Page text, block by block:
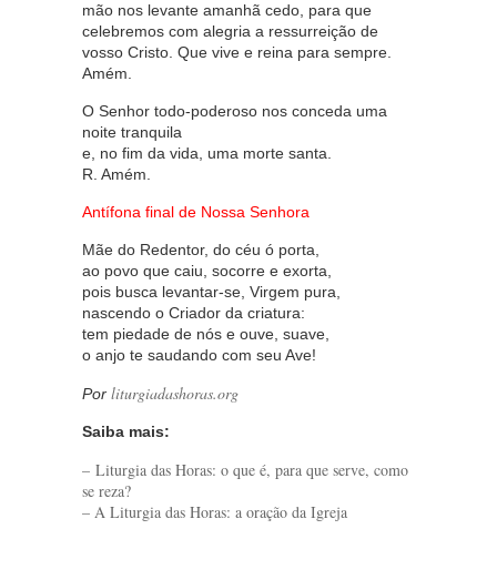
mão nos levante amanhã cedo, para que
celebremos com alegria a ressurreição de
vosso Cristo. Que vive e reina para sempre.
Amém.
O Senhor todo-poderoso nos conceda uma
noite tranquila
e, no fim da vida, uma morte santa.
R. Amém.
Antífona final de Nossa Senhora
Mãe do Redentor, do céu ó porta,
ao povo que caiu, socorre e exorta,
pois busca levantar-se, Virgem pura,
nascendo o Criador da criatura:
tem piedade de nós e ouve, suave,
o anjo te saudando com seu Ave!
Por liturgiadashoras.org
Saiba mais:
– Liturgia das Horas: o que é, para que serve, como
se reza?
– A Liturgia das Horas: a oração da Igreja